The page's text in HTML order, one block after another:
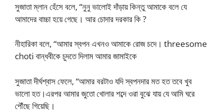
সুজাতা ম্লান হেঁসে বলে, “নুনু ভালোই দাঁড়ায় কিন্তু আমাকে বলে যে
আমাদের বাচ্চা হয়ে গেছে। আর চোদার দরকার কি ?
নীহারিকা বলে, “আমার স্বপন এখনও আমাকে রোজ চদে। threesome
choti বান্ধবীকে চুদতে দিলাম আমার জামাইকে
সুজাতা দীর্ঘশ্বাস ফেলে, “আমার বরটাও যদি স্বপনদার মত হত তবে খুব
ভালো হত।এরপর আমার জুতো খোলার শব্দে ওরা বুঝে যায় যে আমি ঘরে
পৌঁছে গিয়েছি।